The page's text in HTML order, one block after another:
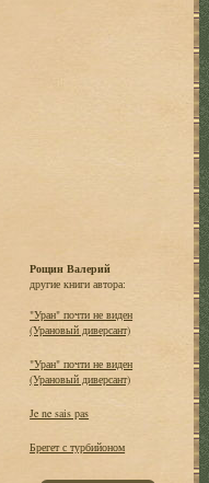
Рощин Валерий
другие книги автора:
"Уран" почти не виден
(Урановый диверсант)
"Уран" почти не виден
(Урановый диверсант)
Je ne sais pas
Брегет с турбийоном